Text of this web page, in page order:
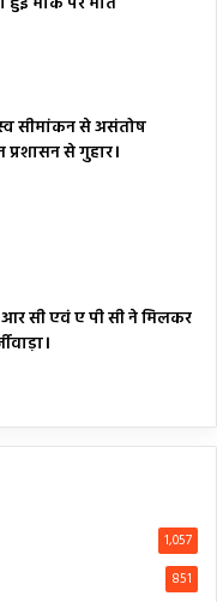
सीमांकन से असंतोष
से गुहार।
सी एवं ए पी सी ने मिलकर
1,057
851